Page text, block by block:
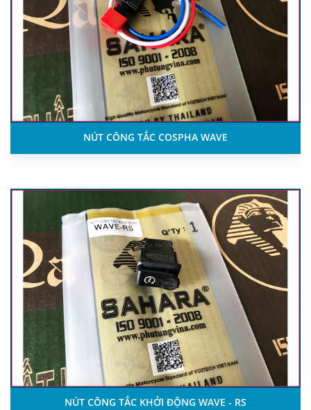
NÚT CÔNG TẮC COSPHA WAVE
NÚT CÔNG TẮC KHỞI ĐỘNG WAVE - RS